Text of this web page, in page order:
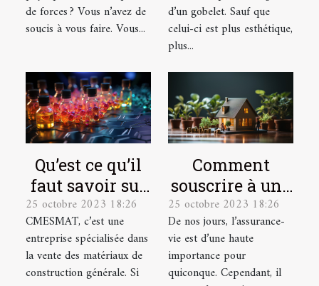
de forces ? Vous n’avez de
soucis à vous faire. Vous...
d’un gobelet. Sauf que
celui-ci est plus esthétique,
plus...
Qu’est ce qu’il
faut savoir sur
CMESMAT ?
25 octobre 2023 18:26
CMESMAT, c’est une
entreprise spécialisée dans
la vente des matériaux de
construction générale. Si
Comment
souscrire à une
assurance vie ?
25 octobre 2023 18:26
De nos jours, l’assurance-
vie est d’une haute
importance pour
quiconque. Cependant, il